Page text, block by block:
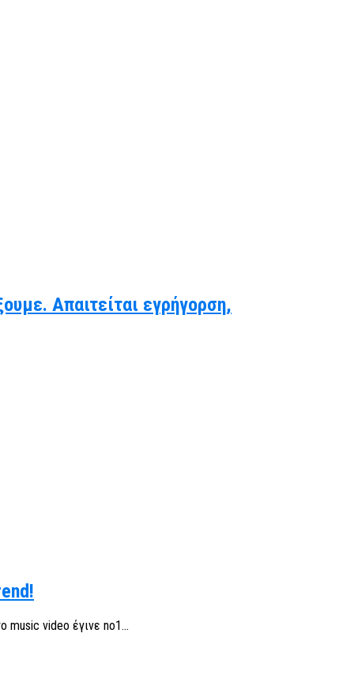
Απαιτείται εγρήγορση,
music video έγινε no1...